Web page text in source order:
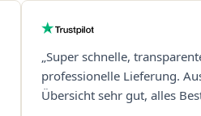
„Super schnelle,
professionelle Lieferung.
Übersicht sehr gut, alles